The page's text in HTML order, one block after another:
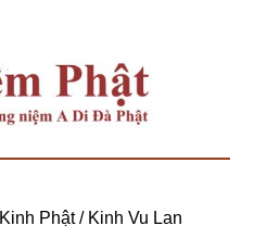
Kinh Phật /Kinh Vu Lan